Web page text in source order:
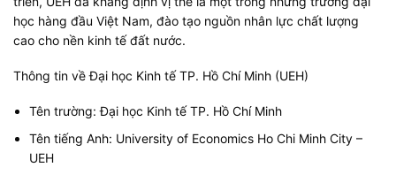
học hàng đầu Việt Nam, đào tạo nguồn nhân lực chất lượng
cao cho nền kinh tế đất nước.
Thông tin về Đại học Kinh tế TP. Hồ Chí Minh (UEH)
Tên trường: Đại học Kinh tế TP. Hồ Chí Minh
Tên tiếng Anh: University of Economics Ho Chi Minh City –
UEH